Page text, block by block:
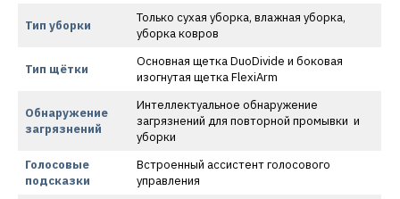
Тип уборки
Только сухая уборка, влажная уборка,
уборка ковров
Тип щётки
Основная щетка DuoDivide и боковая
изогнутая щетка FlexiArm
Обнаружение
загрязнений
Интеллектуальное обнаружение
загрязнений для повторной промывки и
уборки
Голосовые
подсказки
Встроенный ассистент голосового
управления